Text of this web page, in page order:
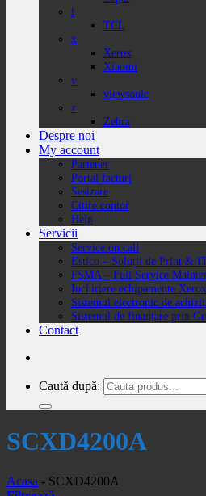
t
TCL
x
Xerox
Xiaomi
v
viewsonic
z
Zebra
Despre noi
My account
Partener
Portal facturi
Sesizare
Citire contor
Help
Servicii
Service on call
Estico – Soluții de Print &
FSMA – Full Service
Inchiriere echipamente Xerox
Sistemul electronic de
Sistemul de finanțare prin
Contact
Caută după:
SCXD4200A
Acasa - SCXD4200A